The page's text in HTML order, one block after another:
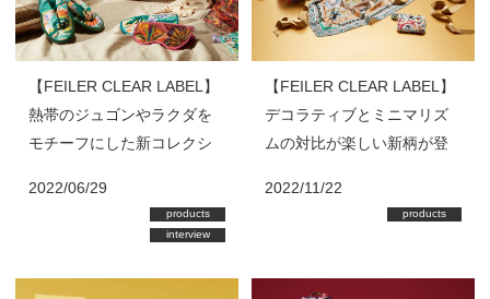
【FEILER CLEAR LABEL】
熱帯のジュゴンやラクダを
モチーフにした新コレクシ
2022/06/29
products
interview
【FEILER CLEAR LABEL】
デコラティブとミニマリズ
ムの対比が楽しい新柄が登
2022/11/22
products